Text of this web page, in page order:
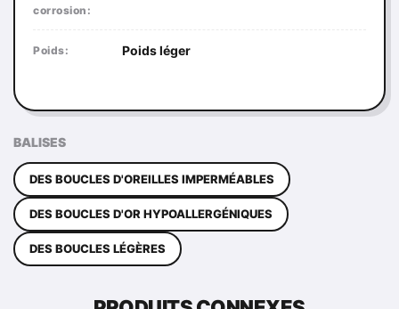
corrosion:
Poids: Poids léger
BALISES
DES BOUCLES D'OREILLES IMPERMÉABLES
DES BOUCLES D'OR HYPOALLERGÉNIQUES
DES BOUCLES LÉGÈRES